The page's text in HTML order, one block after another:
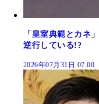
「皇室典範とカネ
逆行している!?
2026年07月31日 07:00